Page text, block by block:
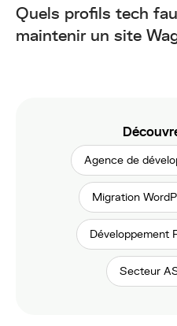
Quels profils tech
maintenir un site
Agence de
Migration
Développement
Secteur